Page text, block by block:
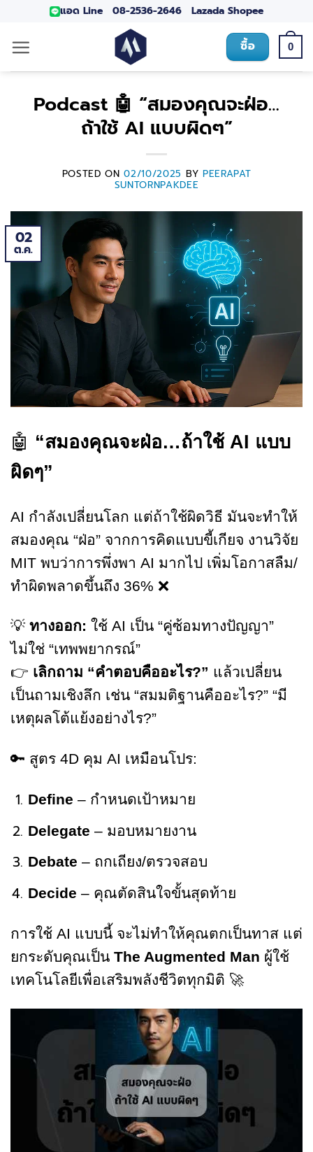
แอด Line 08-2536-2646 Lazada Shopee
ซื้อ 0
Podcast 🤖 “สมองคุณจะฝ่อ…
ถ้าใช้ AI แบบผิดๆ”
POSTED ON02/10/2025 BY PEERAPAT
SUNTORNPAKDEE
02
ต.ค.
🤖 “สมองคุณจะฝ่อ…ถ้าใช้ AI แบบ
ผิดๆ”
AI กำลังเปลี่ยนโลก แต่ถ้าใช้ผิดวิธี มันจะทำให้
สมองคุณ “ฝ่อ” จากการคิดแบบขี้เกียจ งานวิจัย
MIT พบว่าการพึ่งพา AI มากไป เพิ่มโอกาสลืม/
ทำผิดพลาดขึ้นถึง 36% ❌
💡ทางออก: ใช้ AI เป็น “คู่ซ้อมทางปัญญา”
ไม่ใช่ “เทพพยากรณ์”
👉 เลิกถาม “คำตอบคืออะไร?” แล้วเปลี่ยน
เป็นถามเชิงลึก เช่น “สมมติฐานคืออะไร?” “มี
เหตุผลโต้แย้งอย่างไร?”
🔑 สูตร 4D คุม AI เหมือนโปร:
Define – กำหนดเป้าหมาย
Delegate – มอบหมายงาน
Debate – ถกเถียง/ตรวจสอบ
Decide – คุณตัดสินใจขั้นสุดท้าย
การใช้ AI แบบนี้ จะไม่ทำให้คุณตกเป็นทาส แต่
ยกระดับคุณเป็น The Augmented Man ผู้ใช้
เทคโนโลยีเพื่อเสริมพลังชีวิตทุกมิติ 🚀